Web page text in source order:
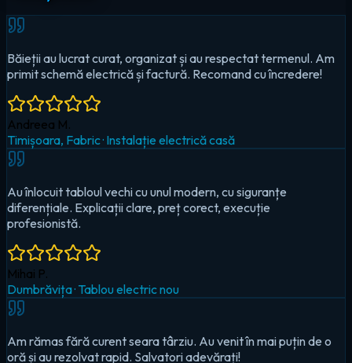
Au înlocuit tabloul vechi cu unul modern, cu siguranțe
diferențiale. Explicații clare, preț corect, execuție
Mihai P.
Dumbrăvița
Am rămas fără curent seara târziu. Au venit în mai puțin de o
oră și au rezolvat rapid. Salvatori adevărați!
Cristina D.
Timișoara, Circumvalațiunii·Urgență — pană totală
Au montat iluminat LED în toată casa și un sistem smart pentru
controlul de pe telefon. Foarte mulțumit!